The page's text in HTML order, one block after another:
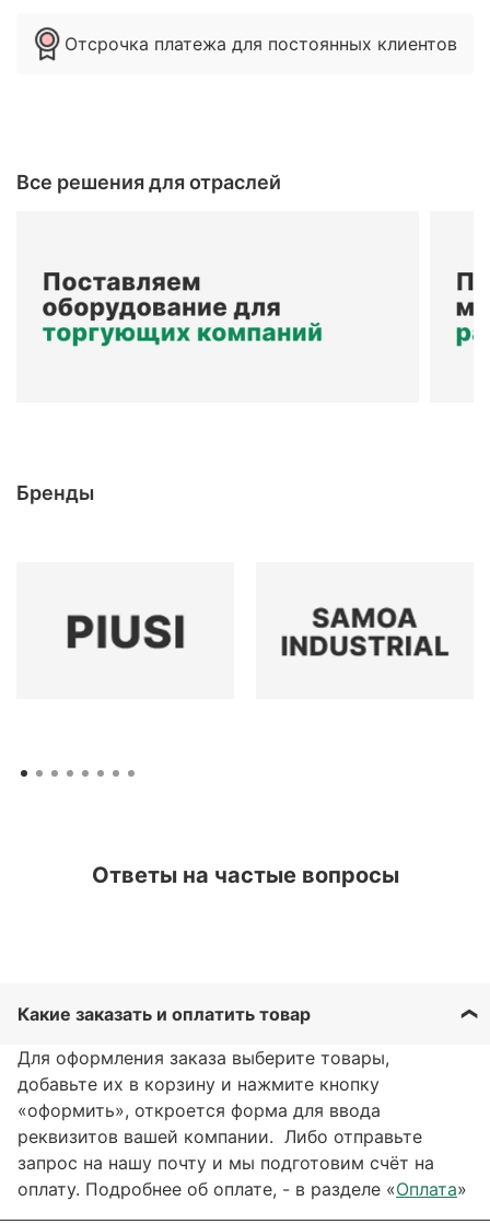
Отсрочка платежа для постоянных клиентов
Все решения для отраслей
Бренды
Ответы на частые вопросы
Какие заказать и оплатить товар
Для оформления заказа выберите товары,
добавьте их в корзину и нажмите кнопку
«оформить», откроется форма для ввода
реквизитов вашей компании. Либо отправьте
запрос на нашу почту и мы подготовим счёт на
оплату. Подробнее об оплате, - в разделе «Оплата»